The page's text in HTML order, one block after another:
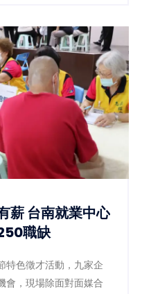
完整導入台灣。即日起
香坊」推出17款職人
的最高金賞咖哩麵包，
年最新獲獎作品「咖啡
氣商品「幸福生吐
品嚐日本最新烘焙潮
中心
職缺
特色徵才活動，九家企
會，現場除面對面媒合